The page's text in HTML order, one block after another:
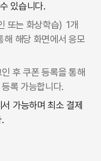
있습니다.
또는 화상학습) 1개
해 해당 화면에서 응모
후 쿠폰 등록을 통해
록 가능합니다.
가능하며 최소 결제